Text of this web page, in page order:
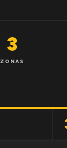
3
ZONAS